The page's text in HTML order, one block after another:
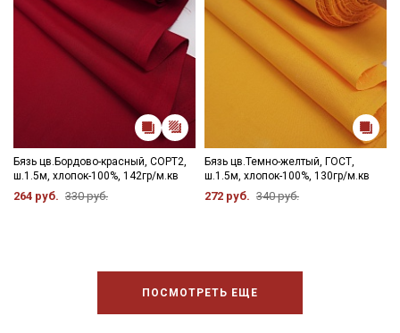
Бязь цв.Бордово-красный, СОРТ2,
ш.1.5м, хлопок-100%, 142гр/м.кв
264 руб. 330 руб.
Бязь цв.Темно-желтый, ГОСТ,
ш.1.5м, хлопок-100%, 130гр/м.кв
272 руб. 340 руб.
ПОСМОТРЕТЬ ЕЩЕ
категории тканей
Электронная почта
Подписаться
Ознакомлен(а) с
Политикой обработки персональных
данныхи даю
Согласие на обработку персональных